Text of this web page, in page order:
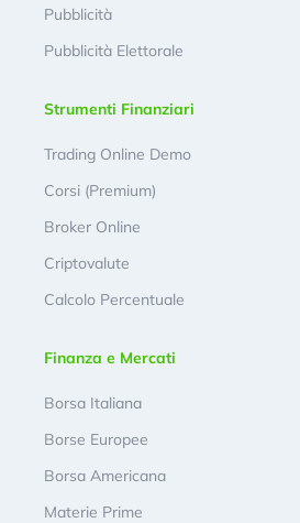
Pubblicità
Pubblicità Elettorale
Strumenti Finanziari
Trading Online Demo
Corsi (Premium)
Broker Online
Criptovalute
Calcolo Percentuale
Finanza e Mercati
Borsa Italiana
Borse Europee
Borsa Americana
Materie Prime